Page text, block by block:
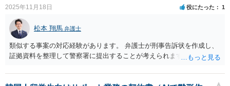
2025年11月18日 役にたった 1
松本 翔馬 弁護士
類似する事案の対応経験があります。 弁護士が刑事告訴状を作成し、
証拠資料を整理して警察署に提出することが考えられます。